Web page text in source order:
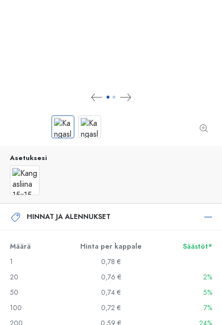
Asetuksesi
HINNAT JA ALENNUKSET
Määrä Hinta per kappale
Säästöt*
1
0,78 €
20
0,76 €
2%
50
0,74 €
5%
100
0,72 €
7%